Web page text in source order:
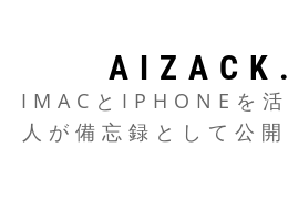
IMACとIPHONEを活
人が備忘録として公